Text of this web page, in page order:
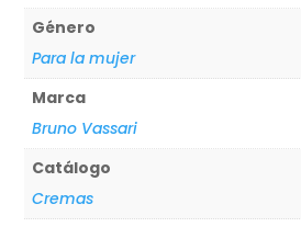
Género
Para la mujer
Marca
Bruno Vassari
Catálogo
Cremas